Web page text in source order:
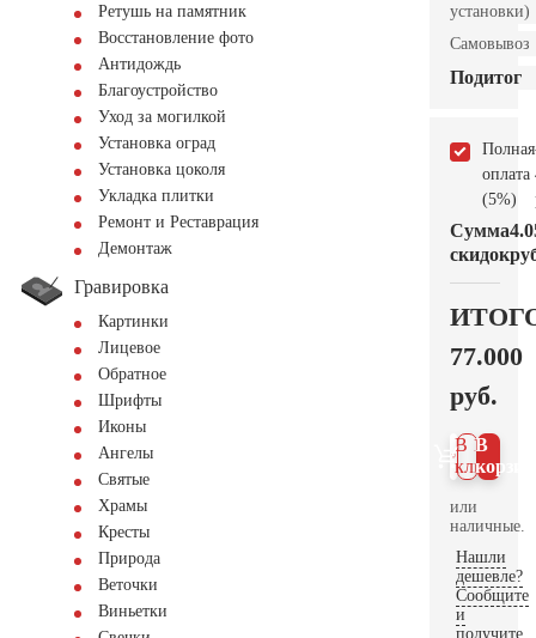
Ретушь на памятник
Восстановление фото
Антидождь
Благоустройство
Уход за могилкой
Установка оград
Установка цоколя
Укладка плитки
Ремонт и Реставрация
Демонтаж
Гравировка
Картинки
Лицевое
Обратное
Шрифты
Иконы
Ангелы
Святые
Храмы
Кресты
Природа
Веточки
Виньетки
установки)
Самовывоз
Подитог
Полная
оплата
(5%)
Сумма
скидок
77.000
руб.
В
В 1
клик
или
наличные.
Нашли
дешевле?
Сообщите
и
получите